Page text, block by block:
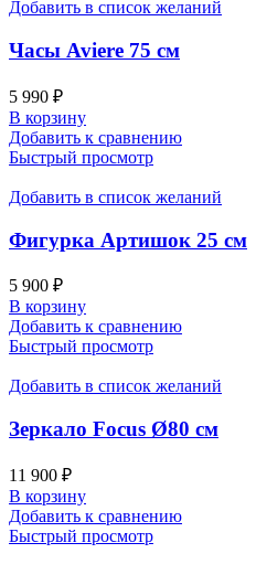
Добавить в список желаний
Часы Aviere 75 см
5 990 ₽
В корзину
Добавить к сравнению
Быстрый просмотр
Добавить в список желаний
Фигурка Артишок 25 см
5 900 ₽
В корзину
Добавить к сравнению
Быстрый просмотр
Добавить в список желаний
Зеркало Focus Ø80 см
11 900 ₽
В корзину
Добавить к сравнению
Быстрый просмотр